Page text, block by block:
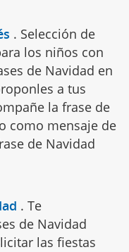
. Selección de
los niños con
de Navidad en
a tus
la frase de
como mensaje de
de Navidad
. Te
de Navidad
las fiestas